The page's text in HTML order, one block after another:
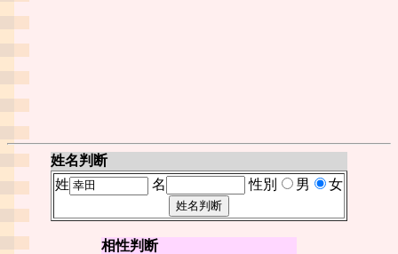
姓名判断
姓
名 性別 男 女
相性判断